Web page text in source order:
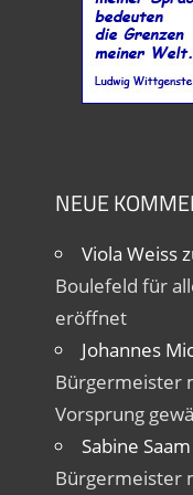
NEUE
Viola Weiss
Boulefeld für
eröffnet
Johannes
Bürgermeister
Vorsprung
Sabine Saam
Bürgermeister